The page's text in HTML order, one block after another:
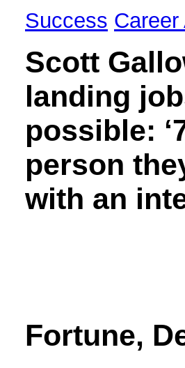
Success Career
Scott
landing
possible:
person
with an
Fortune,